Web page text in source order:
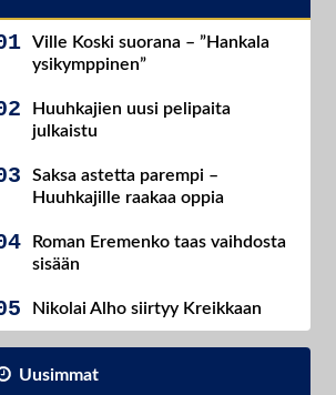
Ville Koski suorana – ”Hankala
ysikymppinen”
Huuhkajien uusi pelipaita
julkaistu
Saksa astetta parempi –
Huuhkajille raakaa oppia
Roman Eremenko taas vaihdosta
sisään
Nikolai Alho siirtyy Kreikkaan
Uusimmat